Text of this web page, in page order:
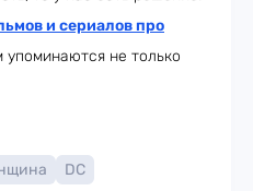
и сериалов про
упоминаются не только
DC